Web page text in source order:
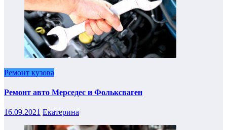
Ремонт кузова
Ремонт авто Мерседес и Фольксваген
16.09.2021 Екатерина